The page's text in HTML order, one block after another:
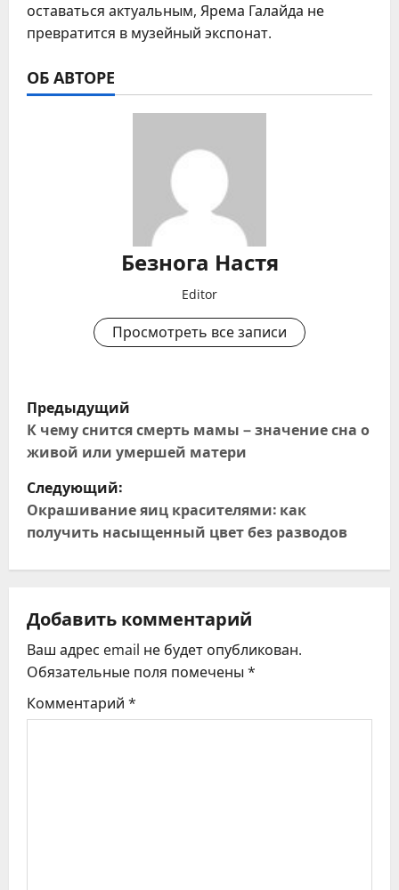
оставаться актуальным, Ярема Галайда не
превратится в музейный экспонат.
ОБ АВТОРЕ
Безнога Настя
Editor
Просмотреть все записи
Н
а
в
и
г
ц
и
я
Предыдущий
К чему снится смерть мамы – значение сна о
живой или умершей матери
Следующий:
Окрашивание яиц красителями: как
получить насыщенный цвет без разводов
Добавить комментарий
Ваш адрес email не будет опубликован.
Обязательные поля помечены *
Комментарий *